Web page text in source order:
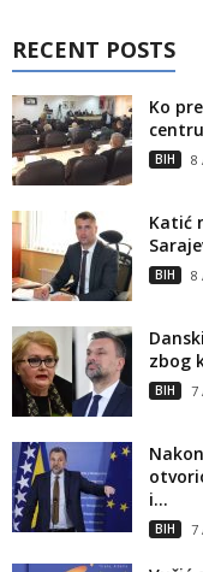
RECENT POSTS
Ko
BIH 8
Katić
BIH 8
zbog
BIH 7
i...
BIH 7